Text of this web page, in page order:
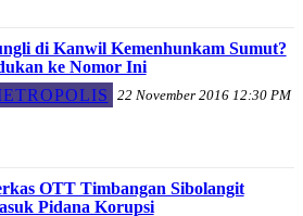
di Kanwil Kemenhunkam Sumut?
ke Nomor Ini
22 November 2016 12:30 PM
OTT Timbangan Sibolangit
Pidana Korupsi